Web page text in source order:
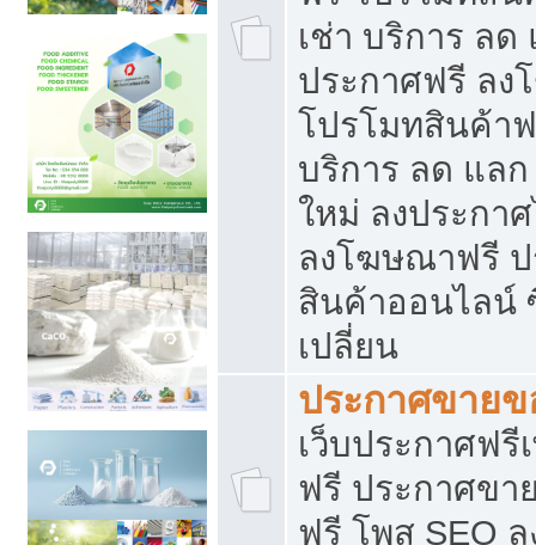
เช่า บริการ ลด
ประกาศฟรี ล
โปรโมทสินค้า
บริการ ลด แล
ใหม่ ลงประกา
ลงโฆษณาฟรี
สินค้าออนไลน์
เปลี่ยน
ประกาศขายข
เว็บประกาศฟรี
ฟรี ประกาศขา
ฟรี โพส SEO